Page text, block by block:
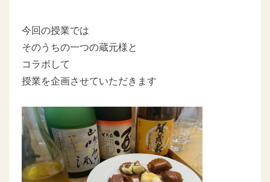
今回の授業では
そのうちの一つの蔵元様と
コラボして
授業を企画させていただきます